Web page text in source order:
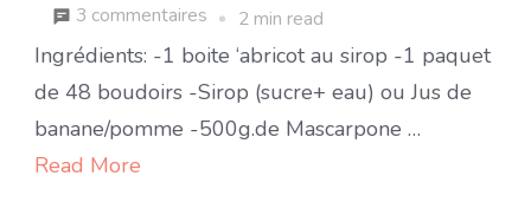
3 commentaires sur
Tiramisu
à
l’abricot
2 min read
Ingrédients: -1 boite ‘abricot au sirop -1 paquet
de 48 boudoirs -Sirop (sucre+ eau) ou Jus de
banane/pomme -500g.de Mascarpone …
Read More